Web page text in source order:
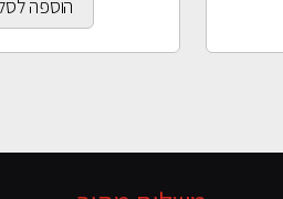
הוספה